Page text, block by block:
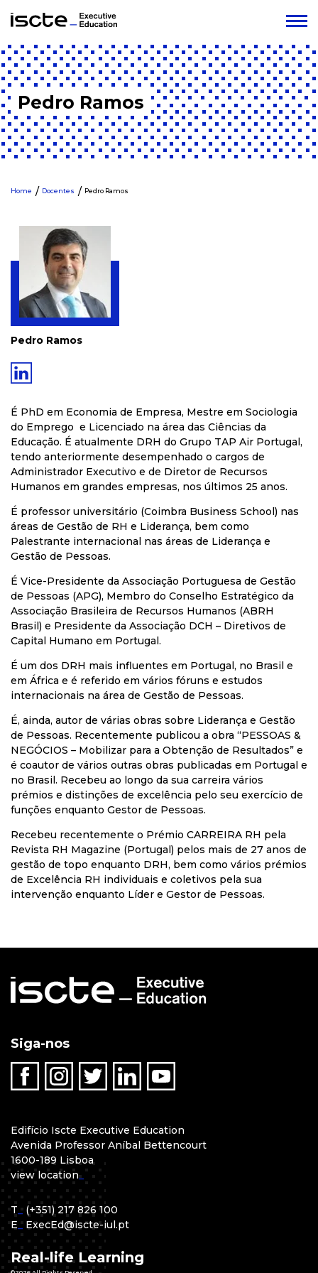
Pedro Ramos
Home Docentes Pedro Ramos
Pedro Ramos
É PhD em Economia de Empresa, Mestre em Sociologia
do Emprego e Licenciado na área das Ciências da
Educação. É atualmente DRH do Grupo TAP Air Portugal,
tendo anteriormente desempenhado o cargos de
Administrador Executivo e de Diretor de Recursos
Humanos em grandes empresas, nos últimos 25 anos.
É professor universitário (Coimbra Business School) nas
áreas de Gestão de RH e Liderança, bem como
Palestrante internacional nas áreas de Liderança e
Gestão de Pessoas.
É Vice-Presidente da Associação Portuguesa de Gestão
de Pessoas (APG), Membro do Conselho Estratégico da
Associação Brasileira de Recursos Humanos (ABRH
Brasil) e Presidente da Associação DCH – Diretivos de
Capital Humano em Portugal.
É um dos DRH mais influentes em Portugal, no Brasil e
em África e é referido em vários fóruns e estudos
internacionais na área de Gestão de Pessoas.
É, ainda, autor de várias obras sobre Liderança e Gestão
de Pessoas. Recentemente publicou a obra “PESSOAS &
NEGÓCIOS – Mobilizar para a Obtenção de Resultados” e
é coautor de vários outras obras publicadas em Portugal e
no Brasil. Recebeu ao longo da sua carreira vários
prémios e distinções de excelência pelo seu exercício de
funções enquanto Gestor de Pessoas.
Recebeu recentemente o Prémio CARREIRA RH pela
Revista RH Magazine (Portugal) pelos mais de 27 anos de
gestão de topo enquanto DRH, bem como vários prémios
de Excelência RH individuais e coletivos pela sua
intervenção enquanto Líder e Gestor de Pessoas.
Siga-nos
Edifício Iscte Executive Education
Avenida Professor Aníbal Bettencourt
1600-189 Lisboa
view location_
T _ (+351) 217 826 100
E _ ExecEd@iscte-iul.pt
Real-life Learning